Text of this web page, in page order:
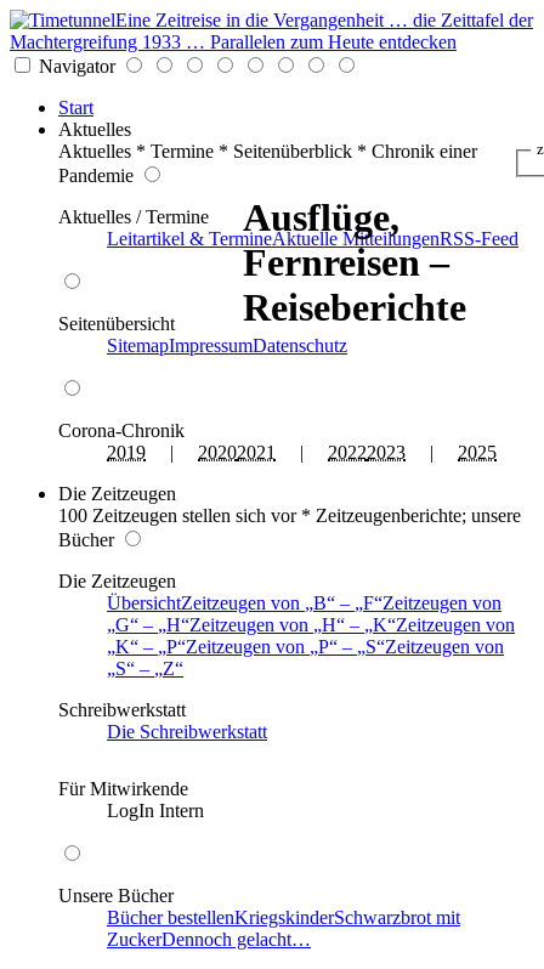
Eine Zeitreise in die Vergangenheit … die Zeittafel der
Machtergreifung 1933 … Parallelen zum Heute entdecken
Navigator
Start
Aktuelles
Aktuelles * Termine * Seitenüberblick * Chronik einer
Pandemie
Aktuelles / Termine
Leitartikel & TermineAktuelle MitteilungenRSS-Feed
Seitenübersicht
SitemapImpressumDatenschutz
Corona-Chronik
2019 | 20202021 | 20222023 | 2025
Die Zeitzeugen
100 Zeitzeugen stellen sich vor * Zeitzeugenberichte; unsere
Bücher
Die Zeitzeugen
ÜbersichtZeitzeugen von B – F Zeitzeugen von
G
– H Zeitzeugen von H – K Zeitzeugen von
K
– P Zeitzeugen von P – S Zeitzeugen von
S
–
Z
Schreibwerkstatt
Die Schreibwerkstatt
Für Mitwirkende
LogIn Intern
Unsere Bücher
Bücher bestellenKriegskinderSchwarzbrot mit
ZuckerDennoch gelacht…
Ausflüge,
Fernreisen –
Reiseberichte